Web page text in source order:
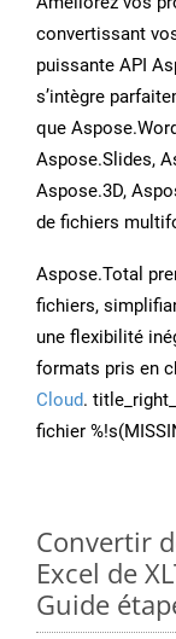
convertissant
puissante API
s’intègre
que
Aspose.Slides,
Aspose.3D,
de fichiers
Aspose.Total
fichiers,
une flexibilité
formats pris en
Cloud.
fichier
Convertir
Excel de
Guide